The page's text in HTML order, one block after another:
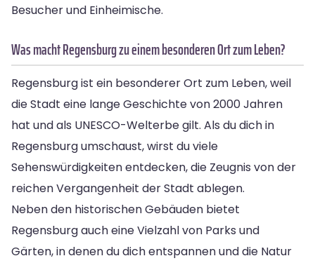
Besucher und Einheimische.
Was macht Regensburg zu einem besonderen Ort zum Leben?
Regensburg ist ein besonderer Ort zum Leben, weil
die Stadt eine lange Geschichte von 2000 Jahren
hat und als UNESCO-Welterbe gilt. Als du dich in
Regensburg umschaust, wirst du viele
Sehenswürdigkeiten entdecken, die Zeugnis von der
reichen Vergangenheit der Stadt ablegen.
Neben den historischen Gebäuden bietet
Regensburg auch eine Vielzahl von Parks und
Gärten, in denen du dich entspannen und die Natur